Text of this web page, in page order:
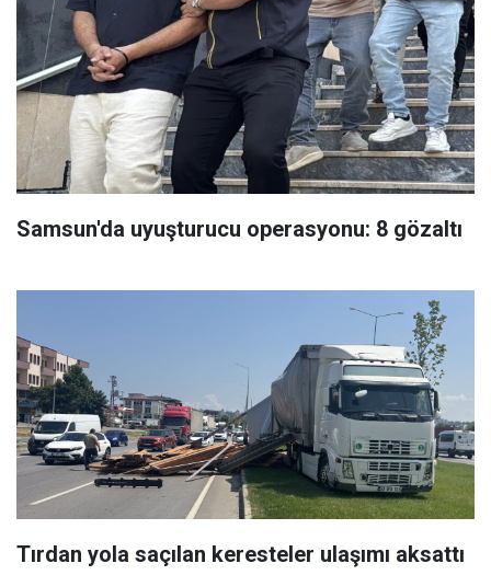
Samsun'da uyuşturucu operasyonu: 8 gözaltı
Tırdan yola saçılan keresteler ulaşımı aksattı